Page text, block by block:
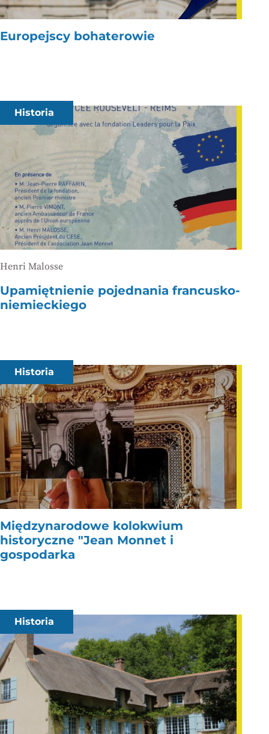
Europejscy bohaterowie
Historia
Henri Malosse
Upamiętnienie pojednania francusko-
niemieckiego
Historia
Międzynarodowe kolokwium
historyczne "Jean Monnet i
gospodarka
Historia